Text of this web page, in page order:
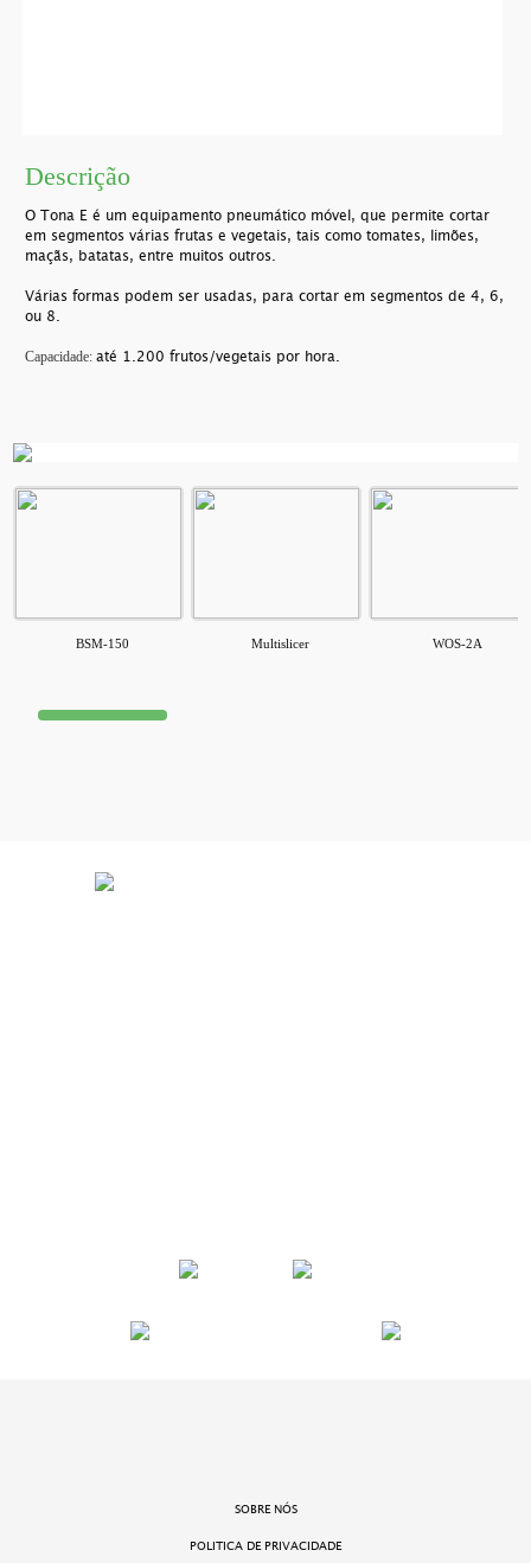
Descrição
O Tona E é um equipamento pneumático móvel, que permite cortar
em segmentos várias frutas e vegetais, tais como tomates, limões,
maçãs, batatas, entre muitos outros.
Várias formas podem ser usadas, para cortar em segmentos de 4, 6,
ou 8.
Capacidade:até 1.200 frutos/vegetais por hora.
BSM-150 Multislicer WOS-2A
SOBRE NÓS
POLITICA DE PRIVACIDADE